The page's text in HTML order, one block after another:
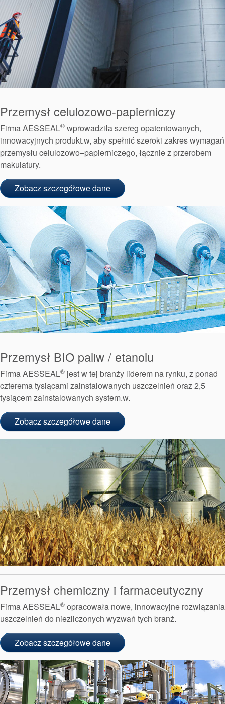
Certyfikaty i standardy
Kontakt
Lokalizacje
Artykuły
Zrównoważonego Rozwoju
Przemysł celulozowo-papierniczy
Firma AESSEAL® wprowadziła szereg opatentowanych,
innowacyjnych produkt.w, aby spełnić szeroki zakres wymagań
przemysłu celulozowo–papierniczego, łącznie z przerobem
makulatury.
Zobacz szczegółowe dane
Przemysł BIO paliw / etanolu
Firma AESSEAL® jest w tej branży liderem na rynku, z ponad
czterema tysiącami zainstalowanych uszczelnień oraz 2,5
tysiącem zainstalowanych system.w.
Zobacz szczegółowe dane
Przemysł chemiczny i farmaceutyczny
Firma AESSEAL® opracowała nowe, innowacyjne rozwiązania
uszczelnień do niezliczonych wyzwań tych branż.
Zobacz szczegółowe dane